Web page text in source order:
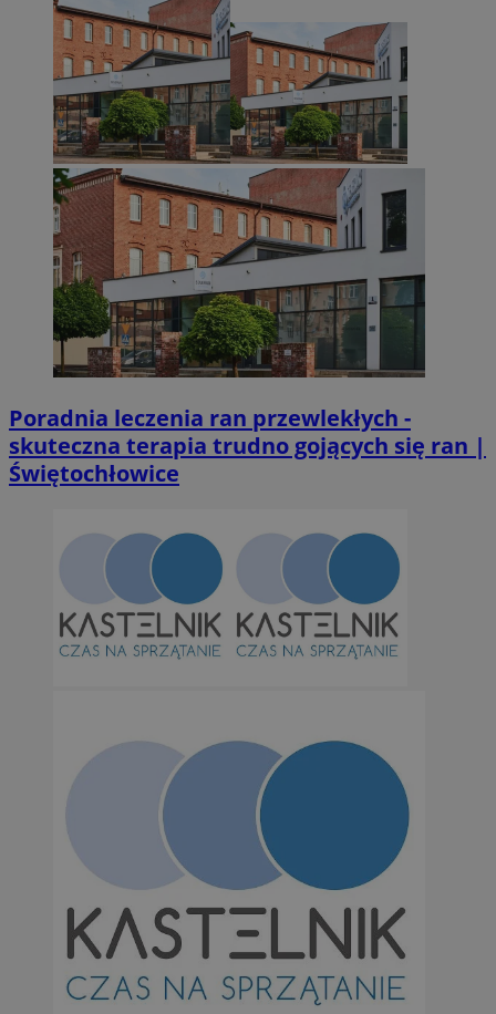
Poradnia leczenia ran przewlekłych -
skuteczna terapia trudno gojących się ran |
Świętochłowice